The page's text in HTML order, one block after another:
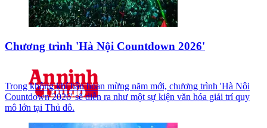
Chương trình 'Hà Nội Countdown 2026'
Trong không khí hân hoan mừng năm mới, chương trình 'Hà Nội
Countdown 2026' sẽ diễn ra như một sự kiện văn hóa giải trí quy
mô lớn tại Thủ đô.